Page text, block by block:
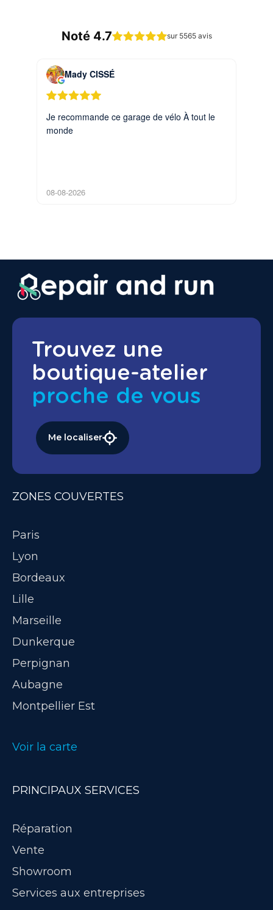
Noté 4.7 sur 5565 avis
Mady CISSÉ
Je recommande ce garage de vélo À tout le
monde
08-08-2026
Trouvez une
boutique-atelier
proche de vous
Me localiser
ZONES COUVERTES
Paris
Lyon
Bordeaux
Lille
Marseille
Dunkerque
Perpignan
Aubagne
Montpellier Est
Voir la carte
PRINCIPAUX SERVICES
Réparation
Vente
Showroom
Services aux entreprises